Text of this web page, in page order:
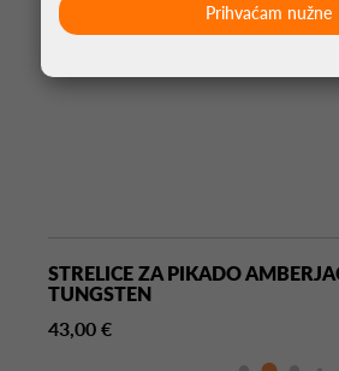
STRELICE ZA PIKADO
TUNGSTEN
43,00 €
Prihvaćam nužne